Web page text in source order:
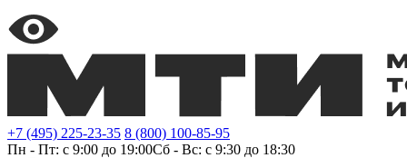
+7 (495) 225-23-35 8 (800) 100-85-95
Пн - Пт: с 9:00 до 19:00Сб - Вс: с 9:30 до 18:30